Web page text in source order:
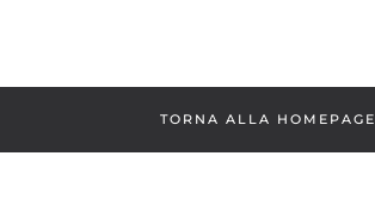
TORNA ALLA HOMEPAGE